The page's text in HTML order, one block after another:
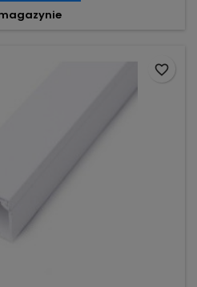
favorite_border